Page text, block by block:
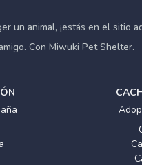
un animal, ¡estás en el sitio
Con Miwuki Pet Shelter.